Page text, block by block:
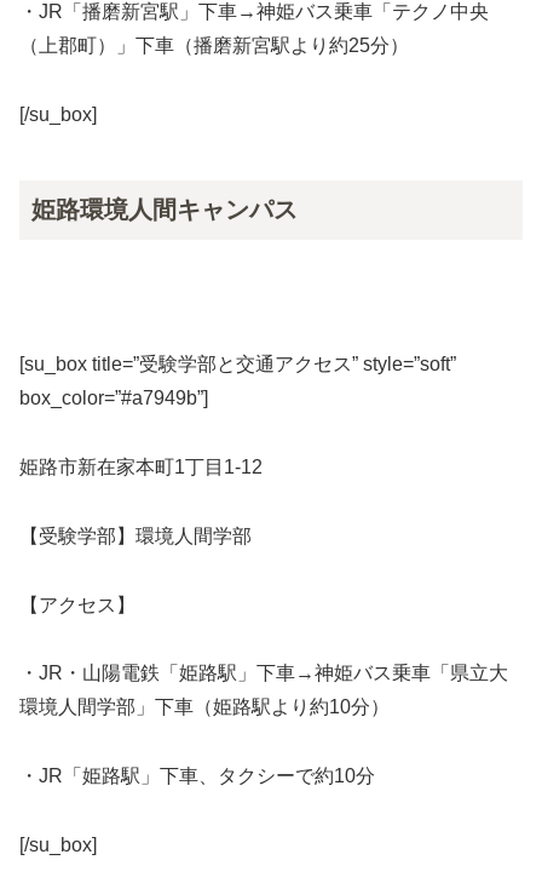
・JR「播磨新宮駅」下車→神姫バス乗車「テクノ中央
（上郡町）」下車（播磨新宮駅より約25分）
[/su_box]
姫路環境人間キャンパス
[su_box title=”受験学部と交通アクセス” style=”soft”
box_color=”#a7949b”]
姫路市新在家本町1丁目1-12
【受験学部】環境人間学部
【アクセス】
・JR・山陽電鉄「姫路駅」下車→神姫バス乗車「県立大
環境人間学部」下車（姫路駅より約10分）
・JR「姫路駅」下車、タクシーで約10分
[/su_box]